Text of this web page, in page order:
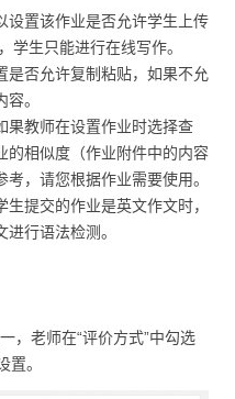
设置该作业是否允许学生上传
学生只能进行在线写作。
是否允许复制粘贴，如果不允
。
果教师在设置作业时选择查
的相似度（作业附件中的内容
，请您根据作业需要使用。
提交的作业是英文作文时，
行语法检测。
，老师在“评价方式”中勾选
置。